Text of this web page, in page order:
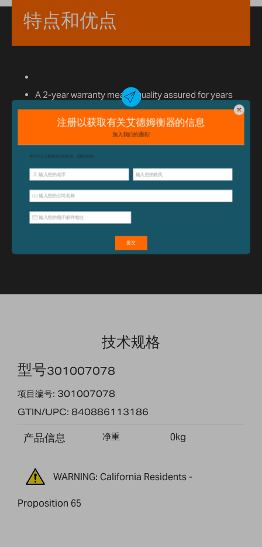
特点和优点
A 2-year warranty means quality assured for years
of use.
已经购买此产品？ 单击此处 获取支
持，包括配件和操作指南。
技术规格
型号301007078
项目编号: 301007078
GTIN/UPC: 840886113186
产品信息 净重 0kg
WARNING: California Residents -
Proposition 65